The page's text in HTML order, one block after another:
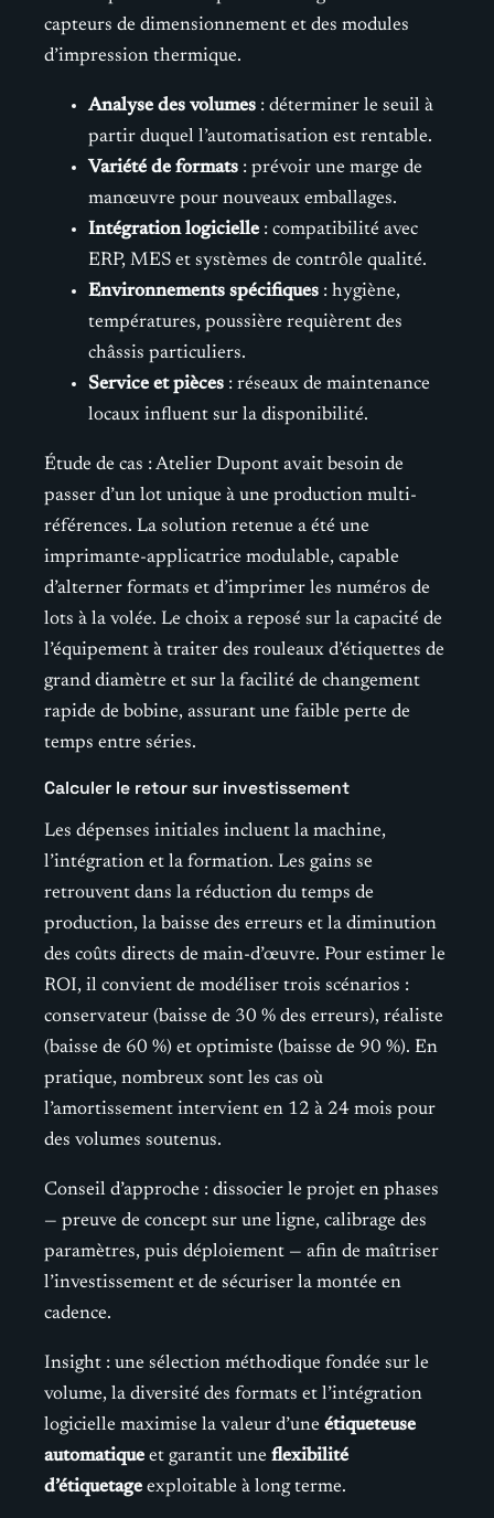
capteurs de dimensionnement et des modules
d’impression thermique.
Analyse des volumes : déterminer le seuil à
partir duquel l’automatisation est rentable.
Variété de formats : prévoir une marge de
manœuvre pour nouveaux emballages.
Intégration logicielle : compatibilité avec
ERP, MES et systèmes de contrôle qualité.
Environnements spécifiques : hygiène,
températures, poussière requièrent des
châssis particuliers.
Service et pièces : réseaux de maintenance
locaux influent sur la disponibilité.
Étude de cas : Atelier Dupont avait besoin de
passer d’un lot unique à une production multi-
références. La solution retenue a été une
imprimante-applicatrice modulable, capable
d’alterner formats et d’imprimer les numéros de
lots à la volée. Le choix a reposé sur la capacité de
l’équipement à traiter des rouleaux d’étiquettes de
grand diamètre et sur la facilité de changement
rapide de bobine, assurant une faible perte de
temps entre séries.
Calculer le retour sur investissement
Les dépenses initiales incluent la machine,
l’intégration et la formation. Les gains se
retrouvent dans la réduction du temps de
production, la baisse des erreurs et la diminution
des coûts directs de main-d’œuvre. Pour estimer le
ROI, il convient de modéliser trois scénarios :
conservateur (baisse de 30 % des erreurs), réaliste
(baisse de 60 %) et optimiste (baisse de 90 %). En
pratique, nombreux sont les cas où
l’amortissement intervient en 12 à 24 mois pour
des volumes soutenus.
Conseil d’approche : dissocier le projet en phases
— preuve de concept sur une ligne, calibrage des
paramètres, puis déploiement — afin de maîtriser
l’investissement et de sécuriser la montée en
cadence.
Insight : une sélection méthodique fondée sur le
volume, la diversité des formats et l’intégration
logicielle maximise la valeur d’une étiqueteuse
automatique et garantit une flexibilité
d’étiquetage exploitable à long terme.